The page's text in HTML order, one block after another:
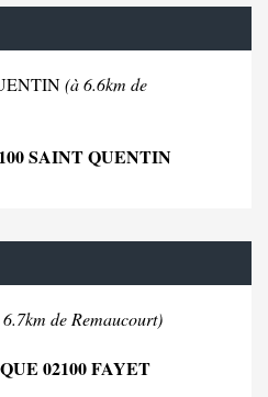
(à 6.6km de
SAINT QUENTIN
de Remaucourt)
02100 FAYET